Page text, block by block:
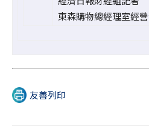
東森購物總經理室經
友善列印